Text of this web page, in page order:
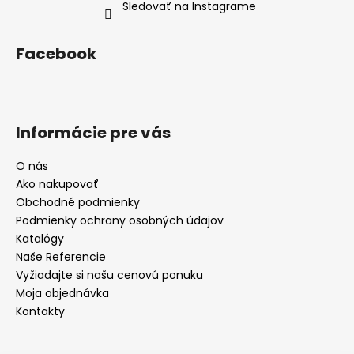
Sledovať na Instagrame
Facebook
Informácie pre vás
O nás
Ako nakupovať
Obchodné podmienky
Podmienky ochrany osobných údajov
Katalógy
Naše Referencie
Vyžiadajte si našu cenovú ponuku
Moja objednávka
Kontakty